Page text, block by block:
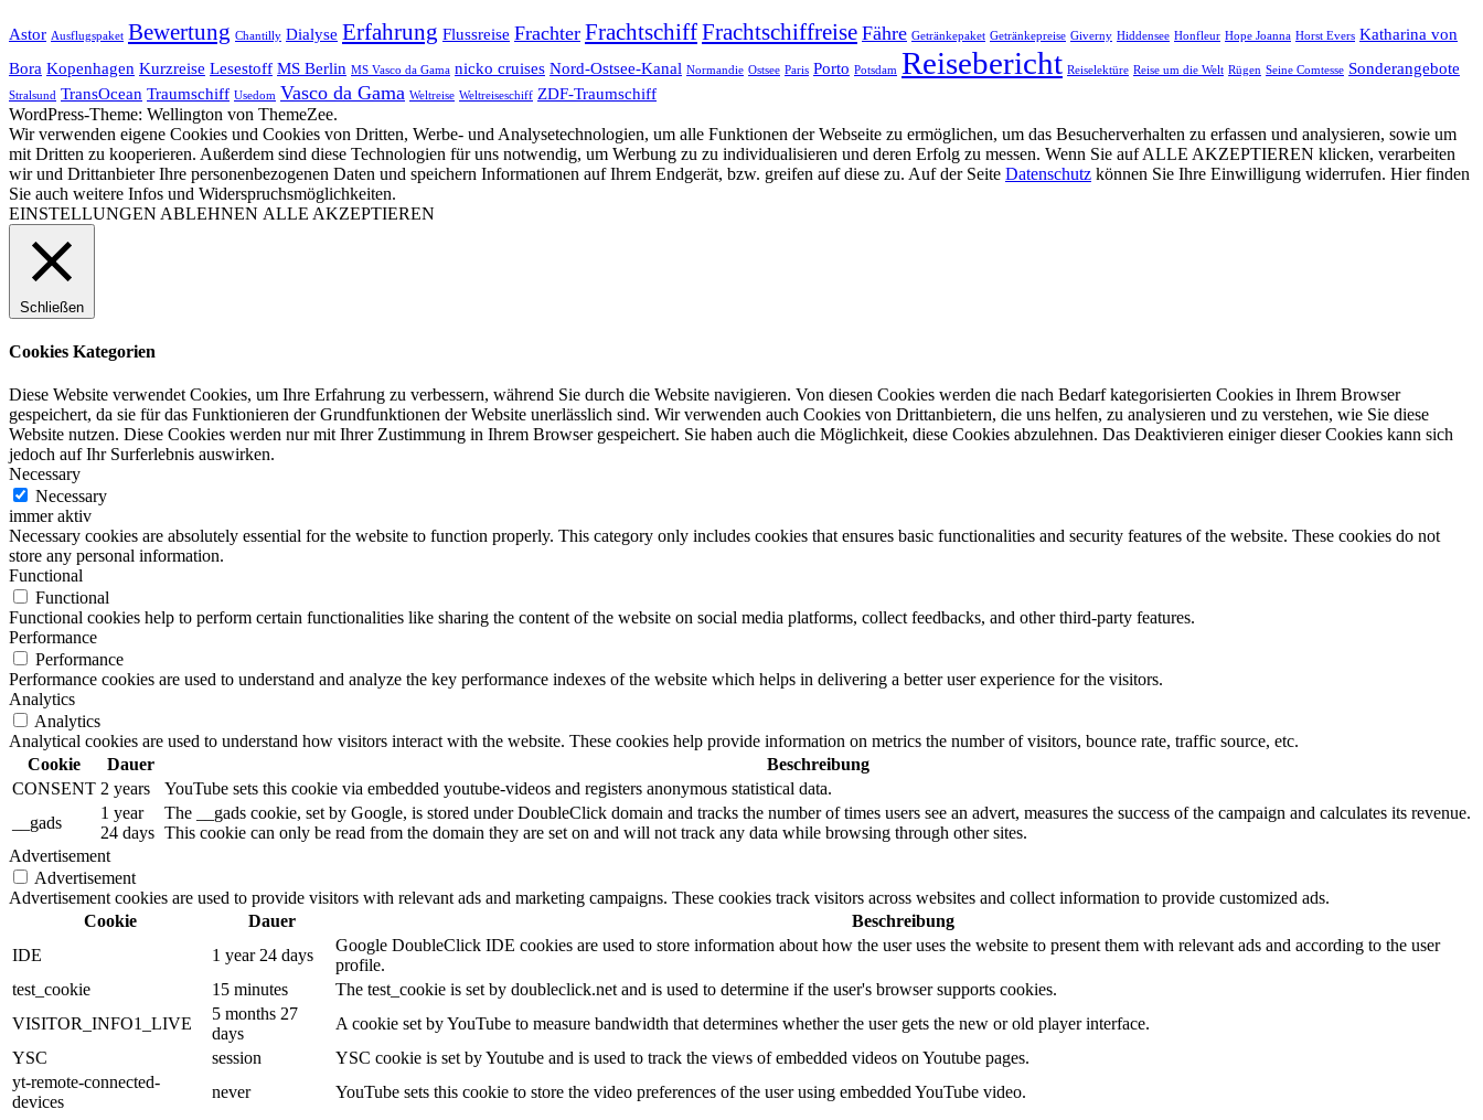
Astor Ausflugspaket Bewertung Chantilly Dialyse Erfahrung Flussreise Frachter FrachtschiffFrachtschiffreise Fähre Getränkepaket Getränkepreise Giverny Hiddensee Honfleur Hope Joanna Horst Evers Katharina von
Bora Kopenhagen Kurzreise Lesestoff MS Berlin MS Vasco da Gama nicko cruises Nord-Ostsee-Kanal Normandie Ostsee Paris Porto Potsdam Reisebericht Reiselektüre Reise um die Welt Rügen Seine Comtesse Sonderangebote
Stralsund TransOcean Traumschiff Usedom Vasco da Gama Weltreise Weltreiseschiff ZDF-Traumschiff
WordPress-Theme: Wellington von ThemeZee.
Wir verwenden eigene Cookies und Cookies von Dritten, Werbe- und Analysetechnologien, um alle Funktionen der Webseite zu ermöglichen, um das Besucherverhalten zu erfassen und analysieren, sowie um
mit Dritten zu kooperieren. Außerdem sind diese Technologien für uns notwendig, um Werbung zu zu individualisieren und deren Erfolg zu messen. Wenn Sie auf ALLE AKZEPTIEREN klicken, verarbeiten
wir und Drittanbieter Ihre personenbezogenen Daten und speichern Informationen auf Ihrem Endgerät, bzw. greifen auf diese zu. Auf der Seite Datenschutz können Sie Ihre Einwilligung widerrufen. Hier finden
Sie auch weitere Infos und Widerspruchsmöglichkeiten.
EINSTELLUNGEN ABLEHNEN ALLE AKZEPTIEREN
Schließen
Cookies Kategorien
Diese Website verwendet Cookies, um Ihre Erfahrung zu verbessern, während Sie durch die Website navigieren. Von diesen Cookies werden die nach Bedarf kategorisierten Cookies in Ihrem Browser
gespeichert, da sie für das Funktionieren der Grundfunktionen der Website unerlässlich sind. Wir verwenden auch Cookies von Drittanbietern, die uns helfen, zu analysieren und zu verstehen, wie Sie diese
Website nutzen. Diese Cookies werden nur mit Ihrer Zustimmung in Ihrem Browser gespeichert. Sie haben auch die Möglichkeit, diese Cookies abzulehnen. Das Deaktivieren einiger dieser Cookies kann sich
jedoch auf Ihr Surferlebnis auswirken.
Necessary
Necessary
immer aktiv
Necessary cookies are absolutely essential for the website to function properly. This category only includes cookies that ensures basic functionalities and security features of the website. These cookies do not
store any personal information.
Functional
Functional
Functional cookies help to perform certain functionalities like sharing the content of the website on social media platforms, collect feedbacks, and other third-party features.
Performance
Performance
Performance cookies are used to understand and analyze the key performance indexes of the website which helps in delivering a better user experience for the visitors.
Analytics
Analytics
Analytical cookies are used to understand how visitors interact with the website. These cookies help provide information on metrics the number of visitors, bounce rate, traffic source, etc.
Cookie
Dauer
Beschreibung
CONSENT 2 years
YouTube sets this cookie via embedded youtube-videos and registers anonymous statistical data.
__gads
1 year
24 days
The __gads cookie, set by Google, is stored under DoubleClick domain and tracks the number of times users see an advert, measures the success of the campaign and calculates its revenue.
This cookie can only be read from the domain they are set on and will not track any data while browsing through other sites.
Advertisement
Advertisement
Advertisement cookies are used to provide visitors with relevant ads and marketing campaigns. These cookies track visitors across websites and collect information to provide customized ads.
Cookie
Dauer
Beschreibung
IDE
1 year 24 days
Google DoubleClick IDE cookies are used to store information about how the user uses the website to present them with relevant ads and according to the user
profile.
test_cookie
15 minutes
The test_cookie is set by doubleclick.net and is used to determine if the user's browser supports cookies.
VISITOR_INFO1_LIVE
5 months 27
days
A cookie set by YouTube to measure bandwidth that determines whether the user gets the new or old player interface.
YSC
session
YSC cookie is set by Youtube and is used to track the views of embedded videos on Youtube pages.
yt-remote-connected-
devices
never
YouTube sets this cookie to store the video preferences of the user using embedded YouTube video.